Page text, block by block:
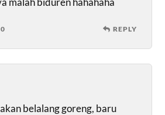
REPLY
belalang goreng, baru